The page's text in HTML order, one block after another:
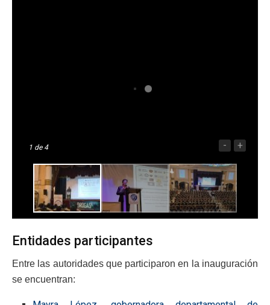
1 de 4 - +
Entidades participantes
Entre las autoridades que participaron en la inauguración
se encuentran: